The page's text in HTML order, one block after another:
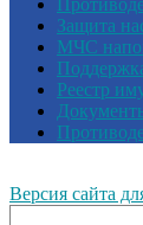
Защита
МЧС
Реестр
Версия сайта